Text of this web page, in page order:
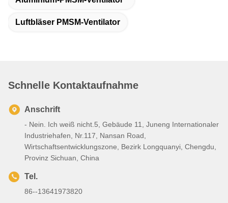
Luftbläser PMSM-Ventilator
Schnelle Kontaktaufnahme
Anschrift
- Nein. Ich weiß nicht.5, Gebäude 11, Juneng Internationaler
Industriehafen, Nr.117, Nansan Road,
Wirtschaftsentwicklungszone, Bezirk Longquanyi, Chengdu,
Provinz Sichuan, China
Tel.
86--13641973820